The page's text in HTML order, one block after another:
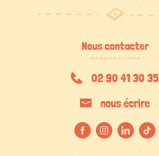
Nous contacter
02 90 41 30 35
nous écrire